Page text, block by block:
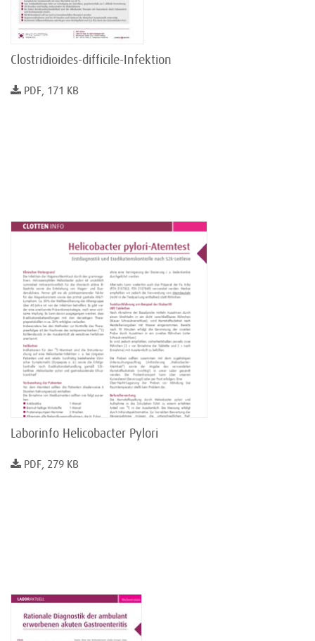
Clostridioides-difficile-Infektion
PDF, 171 KB
Laborinfo Helicobacter Pylori
PDF, 279 KB